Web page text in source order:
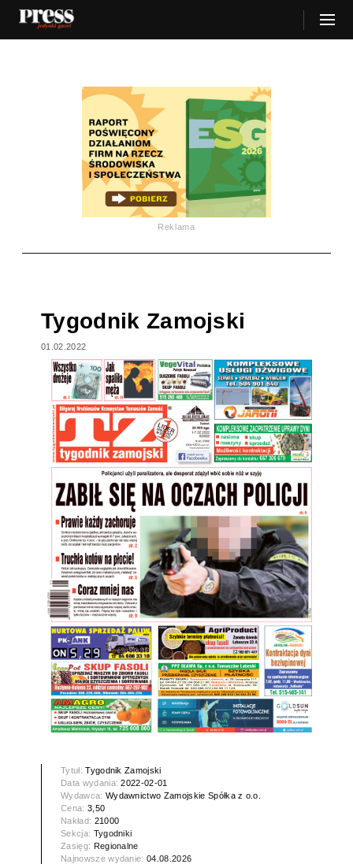
Reklama
Tygodnik Zamojski
01.02.2022
Tytuł:Tygodnik Zamojski
Data wydania:2022-02-01
Wydawca: Wydawnictwo Zamojskie Spółka z o.o.
Cena: 3,50
Nakład: 21000
Sekcja: Tygodniki
Zasięg: Regionalne
Najnowsze wydanie:04.08.2026